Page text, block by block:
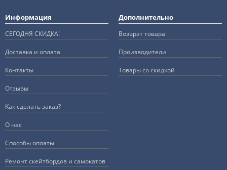
Информация
СЕГОДНЯ СКИДКА!
Доставка и оплата
Контакты
Отзывы
Как сделать заказ?
О нас
Способы оплаты
Ремонт скейтбордов и самокатов
Дополнительно
Возврат товара
Производители
Товары со скидкой